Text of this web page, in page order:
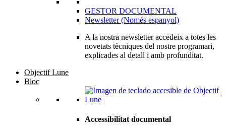
GESTOR DOCUMENTAL
Newsletter (Només espanyol)
A la nostra newsletter accedeix a totes les
novetats tècniques del nostre programari,
explicades al detall i amb profunditat.
Objectif Lune
Bloc
Accessibilitat documental